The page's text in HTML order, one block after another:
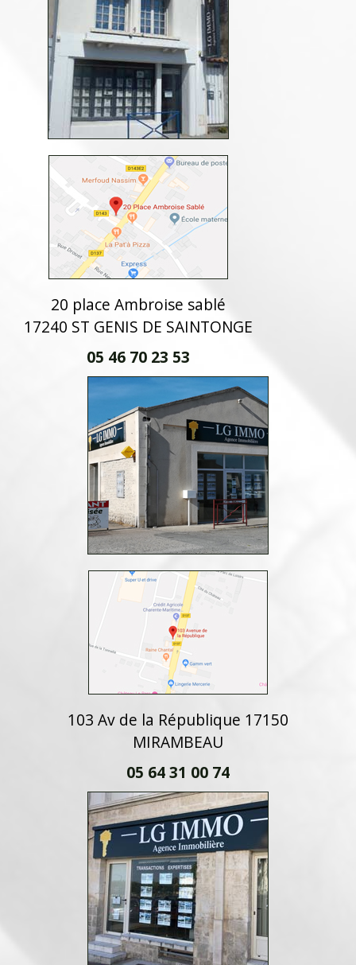
20 place Ambroise sablé
17240 ST GENIS DE SAINTONGE
05 46 70 23 53
103 Av de la République 17150
MIRAMBEAU
05 64 31 00 74